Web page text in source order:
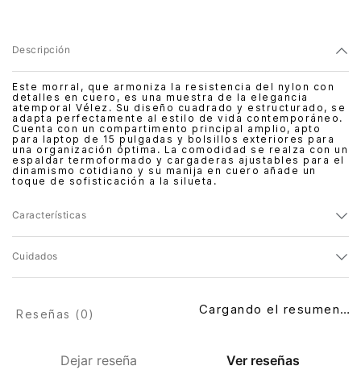
Descripción
Este morral, que armoniza la resistencia del nylon con
detalles en cuero, es una muestra de la elegancia
atemporal Vélez. Su diseño cuadrado y estructurado, se
adapta perfectamente al estilo de vida contemporáneo.
Cuenta con un compartimento principal amplio, apto
para laptop de 15 pulgadas y bolsillos exteriores para
una organización óptima. La comodidad se realza con un
espaldar termoformado y cargaderas ajustables para el
dinamismo cotidiano y su manija en cuero añade un
toque de sofisticación a la silueta.
Características
Cuidados
Dejar reseña Ver reseñas
Reseñas (0) Cargando el resumen…